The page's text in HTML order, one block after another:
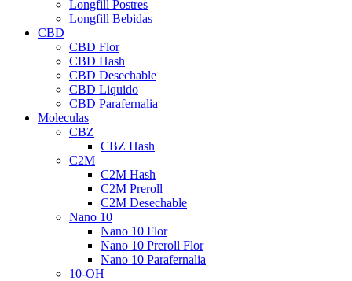
Longfill Postres
Longfill Bebidas
CBD
CBD Flor
CBD Hash
CBD Desechable
CBD Liquido
CBD Parafernalia
Moleculas
CBZ
CBZ Hash
C2M
C2M Hash
C2M Preroll
C2M Desechable
Nano 10
Nano 10 Flor
Nano 10 Preroll Flor
Nano 10 Parafernalia
10-OH